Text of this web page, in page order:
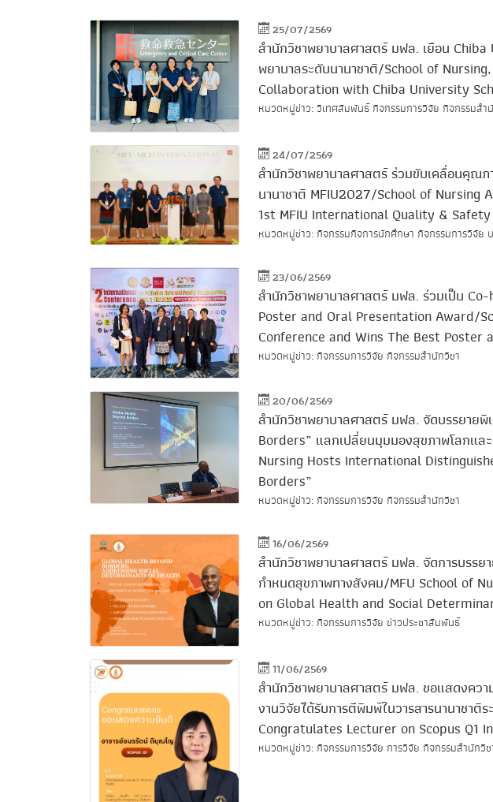
25/07/2569
สำนักวิชาพยาบาลศาสตร์ มฟล. เยือน
พยาบาลระดับนานาชาติ/School of
Collaboration with Chiba University
หมวดหมู่ข่าว: วิเทศสัมพันธ์ กิจกรรมการวิจัย กิจกรรมสำ
24/07/2569
สำนักวิชาพยาบาลศาสตร์ ร่วมขับเคลื่อนคุณ
นานาชาติ MFIU2027/School of
1st MFIU International Quality &
หมวดหมู่ข่าว: กิจกรรมกิจการนักศึกษา กิจกรรมการวิจัย
23/06/2569
สำนักวิชาพยาบาลศาสตร์ มฟล. ร่วมเป็น
Poster and Oral Presentation Award/
Conference and Wins The Best
หมวดหมู่ข่าว: กิจกรรมการวิจัย กิจกรรมสำนักวิชา
20/06/2569
สำนักวิชาพยาบาลศาสตร์ มฟล. จัดบรรยาย
Borders” แลกเปลี่ยนมุมมองสุขภาพโลกแล
Nursing Hosts International
Borders”
หมวดหมู่ข่าว: กิจกรรมการวิจัย กิจกรรมสำนักวิชา
16/06/2569
สำนักวิชาพยาบาลศาสตร์ มฟล. จัดการบรร
กำหนดสุขภาพทางสังคม/MFU School of
on Global Health and Social
หมวดหมู่ข่าว: กิจกรรมการวิจัย ข่าวประชาสัมพันธ์
11/06/2569
สำนักวิชาพยาบาลศาสตร์ มฟล. ขอแสดงคว
งานวิจัยได้รับการตีพิมพ์ในวารสารนานาชาติ
Congratulates Lecturer on Scopus Q1
หมวดหมู่ข่าว: กิจกรรมการวิจัย การวิจัย กิจกรรมสำนักวิช